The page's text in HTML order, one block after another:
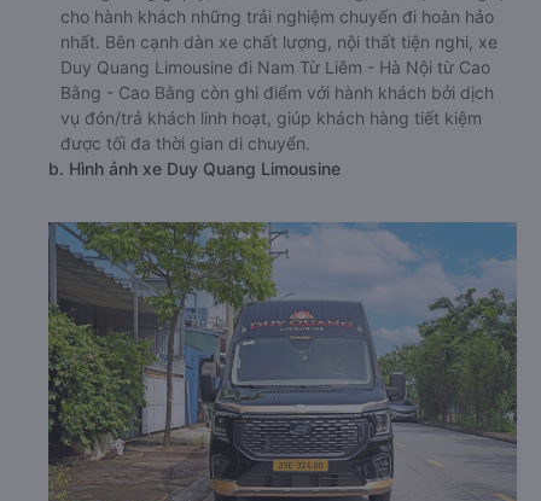
cho hành khách những trải nghiệm chuyến đi hoàn hảo
nhất. Bên cạnh dàn xe chất lượng, nội thất tiện nghi, xe
Duy Quang Limousine đi Nam Từ Liêm - Hà Nội từ Cao
Bằng - Cao Bằng còn ghi điểm với hành khách bởi dịch
vụ đón/trả khách linh hoạt, giúp khách hàng tiết kiệm
được tối đa thời gian di chuyển.
b. Hình ảnh xe Duy Quang Limousine